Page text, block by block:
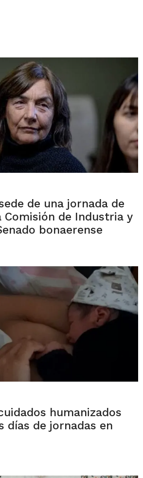
de una jornada de
de Industria y
bonaerense
humanizados
días de jornadas en